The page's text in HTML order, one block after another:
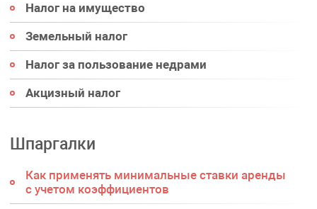
Налог на имущество
Земельный налог
Налог за пользование недрами
Акцизный налог
Шпаргалки
Как применять минимальные ставки аренды
с учетом коэффициентов